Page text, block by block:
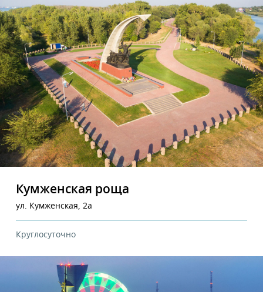
Кумженская роща
ул. Кумженская, 2а
Круглосуточно